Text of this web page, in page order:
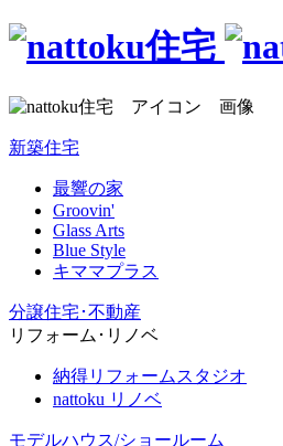
新築住宅
最響の家
Groovin'
Glass Arts
Blue Style
キママプラス
分譲住宅･不動産
リフォーム･リノベ
納得リフォームスタジオ
nattoku リノベ
モデルハウス/ショールーム